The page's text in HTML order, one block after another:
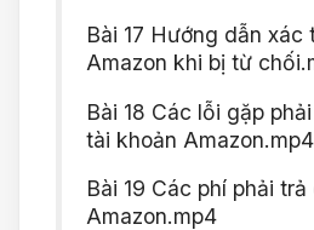
Bài 17 Hướng dẫn xác
Amazon khi bị từ
Bài 18 Các lỗi gặp
tài khoản Amazon.mp4
Bài 19 Các phí phải trả
Amazon.mp4